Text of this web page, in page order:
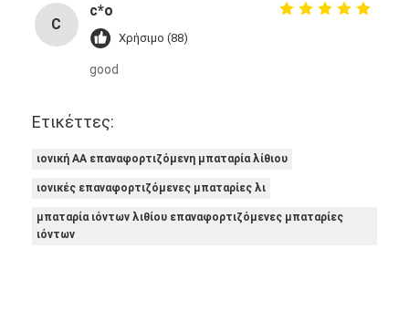
C
c*o
Χρήσιμο (88)
good
Ετικέττες:
ιονική AA επαναφορτιζόμενη μπαταρία λίθιου
ιονικές επαναφορτιζόμενες μπαταρίες λι
μπαταρία ιόντων λιθίου επαναφορτιζόμενες μπαταρίες
ιόντων